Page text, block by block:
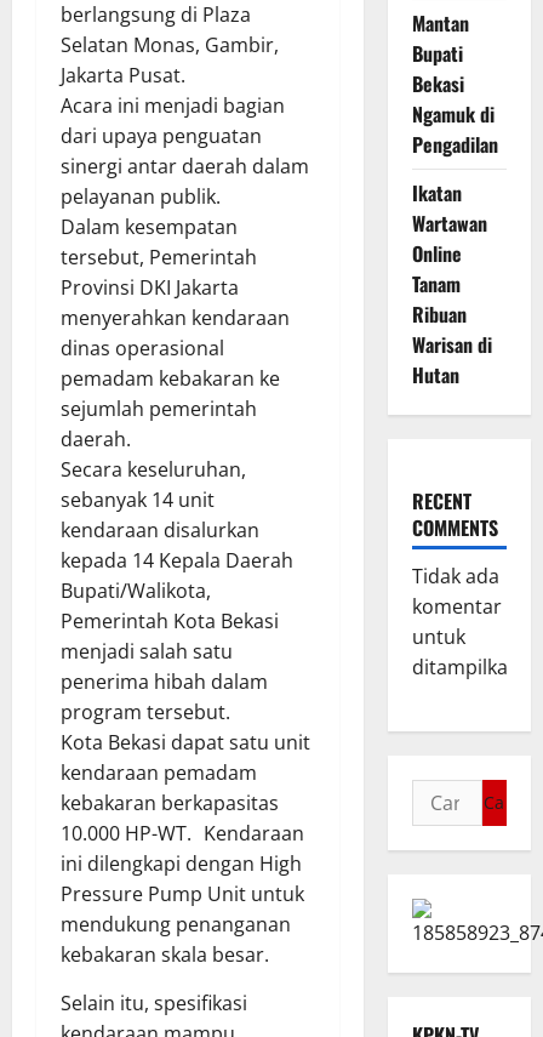
berlangsung di Plaza
Selatan Monas, Gambir,
Jakarta Pusat.
Acara ini menjadi bagian
dari upaya penguatan
sinergi antar daerah dalam
pelayanan publik.
Dalam kesempatan
tersebut, Pemerintah
Provinsi DKI Jakarta
menyerahkan kendaraan
dinas operasional
pemadam kebakaran ke
sejumlah pemerintah
daerah.
Secara keseluruhan,
sebanyak 14 unit
kendaraan disalurkan
kepada 14 Kepala Daerah
Bupati/Walikota,
Pemerintah Kota Bekasi
menjadi salah satu
penerima hibah dalam
program tersebut.
Kota Bekasi dapat satu unit
kendaraan pemadam
kebakaran berkapasitas
10.000 HP-WT. Kendaraan
ini dilengkapi dengan High
Pressure Pump Unit untuk
mendukung penanganan
kebakaran skala besar.
Selain itu, spesifikasi
Mantan
Bupati
Bekasi
Ngamuk di
Pengadilan
Ikatan
Wartawan
Online
Tanam
Ribuan
Warisan di
Hutan
RECENT
COMMENTS
Tidak ada
komentar
untuk
ditampilkan.